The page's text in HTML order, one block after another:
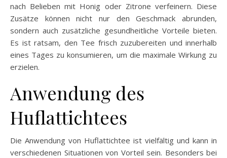
nach Belieben mit Honig oder Zitrone verfeinern. Diese
Zusätze können nicht nur den Geschmack abrunden,
sondern auch zusätzliche gesundheitliche Vorteile bieten.
Es ist ratsam, den Tee frisch zuzubereiten und innerhalb
eines Tages zu konsumieren, um die maximale Wirkung zu
erzielen.
Anwendung des
Huflattichtees
Die Anwendung von Huflattichtee ist vielfältig und kann in
verschiedenen Situationen von Vorteil sein. Besonders bei